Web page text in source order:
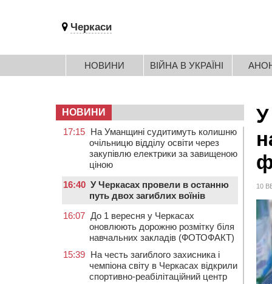
Черкаси
НОВИНИ ВІЙНА В УКРАЇНІ
У
10
НОВИНИ
17:15 На Уманщині судитимуть колишню
очільницю відділу освіти через
закупівлю електрики за завищеною
ціною
16:40 У Черкасах провели в останню
путь двох загиблих воїнів
16:07 До 1 вересня у Черкасах
оновлюють дорожню розмітку біля
навчальних закладів (ФОТОФАКТ)
15:39 На честь загиблого захисника і
чемпіона світу в Черкасах відкрили
спортивно-реабілітаційний центр